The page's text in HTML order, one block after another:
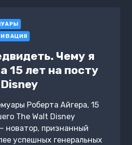
Чему я
15 лет на посту
Роберта Айгера, 15
The Walt Disney
новатор, признанный
успешных генеральных